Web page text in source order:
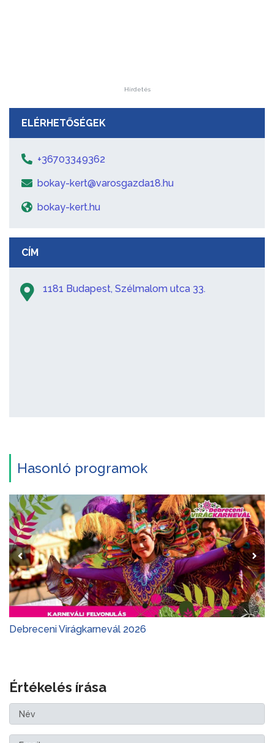
Hirdetés
ELÉRHETŐSÉGEK
+36703349362
bokay-kert@varosgazda18.hu
bokay-kert.hu
CÍM
1181 Budapest, Szélmalom utca 33.
Hasonló programok
Debreceni Virágkarnevál 2026
Értékelés írása